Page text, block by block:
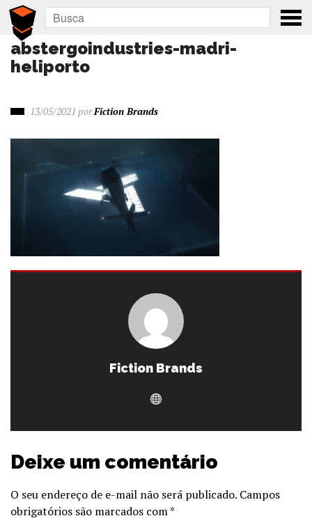
abstergoindustries-madri-
heliporto
13/05/2021 porFiction Brands
Fiction Brands
Deixe um comentário
O seu endereço de e-mail não será publicado. Campos
obrigatórios são marcados com*